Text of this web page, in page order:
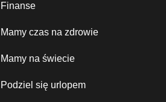
Finanse
Mamy czas na zdrowie
Mamy na świecie
Podziel się urlopem